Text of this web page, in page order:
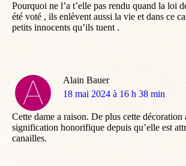
Pourquoi ne l’a t’elle pas rendu quand la loi
été voté , ils enlèvent aussi la vie et dans ce
petits innocents qu’ils tuent .
Alain Bauer
dit
18 mai 2024 à 16 h 38 min
Cette dame a raison. De plus cette décoration
signification honorifique depuis qu’elle est
canailles.